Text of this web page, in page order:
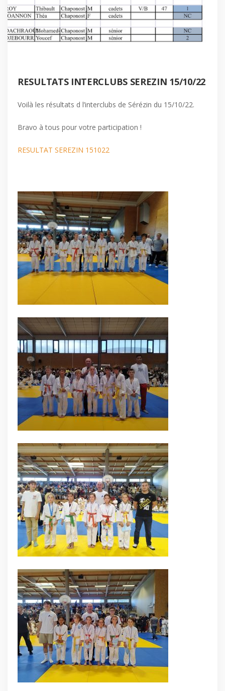
RESULTATS INTERCLUBS SEREZIN 15/10/22
Voilà les résultats d l’interclubs de Sérézin du 15/10/22.
Bravo à tous pour votre participation !
RESULTAT SEREZIN 151022